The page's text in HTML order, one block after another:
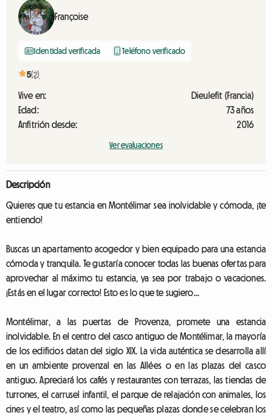
Françoise
Identidad verificada Teléfono verificado
5(2)
Vive en:
Dieulefit (Francia)
Edad:
73 años
Anfitrión desde:
2016
Ver evaluaciones
Descripción
Quieres que tu estancia en Montélimar sea inolvidable y cómoda, ¡te
entiendo!
Buscas un apartamento acogedor y bien equipado para una estancia
cómoda y tranquila. Te gustaría conocer todas las buenas ofertas para
aprovechar al máximo tu estancia, ya sea por trabajo o vacaciones.
¡Estás en el lugar correcto! Esto es lo que te sugiero...
Montélimar, a las puertas de Provenza, promete una estancia
inolvidable. En el centro del casco antiguo de Montélimar, la mayoría
de los edificios datan del siglo XIX. La vida auténtica se desarrolla allí
en un ambiente provenzal en las Allées o en las plazas del casco
antiguo. Apreciará los cafés y restaurantes con terrazas, las tiendas de
turrones, el carrusel infantil, el parque de relajación con animales, los
cines y el teatro, así como las pequeñas plazas donde se celebran los